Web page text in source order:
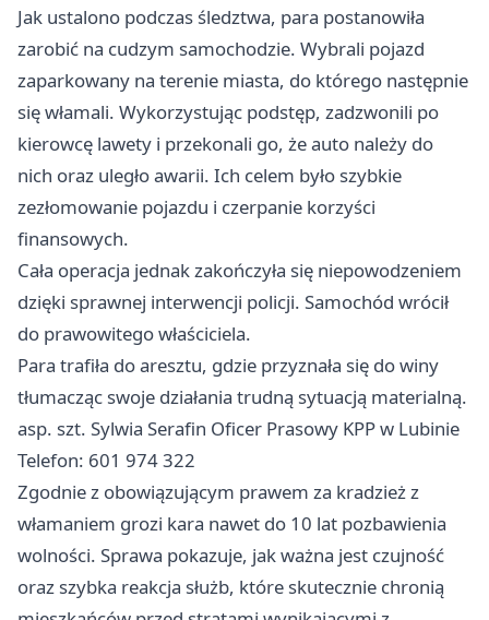
Jak ustalono podczas śledztwa, para postanowiła
zarobić na cudzym samochodzie. Wybrali pojazd
zaparkowany na terenie miasta, do którego następnie
się włamali. Wykorzystując podstęp, zadzwonili po
kierowcę lawety i przekonali go, że auto należy do
nich oraz uległo awarii. Ich celem było szybkie
zezłomowanie pojazdu i czerpanie korzyści
finansowych.
Cała operacja jednak zakończyła się niepowodzeniem
dzięki sprawnej interwencji policji. Samochód wrócił
do prawowitego właściciela.
Para trafiła do aresztu, gdzie przyznała się do winy
tłumacząc swoje działania trudną sytuacją materialną.
asp. szt. Sylwia Serafin Oficer Prasowy KPP w Lubinie
Telefon: 601 974 322
Zgodnie z obowiązującym prawem za kradzież z
włamaniem grozi kara nawet do 10 lat pozbawienia
wolności. Sprawa pokazuje, jak ważna jest czujność
oraz szybka reakcja służb, które skutecznie chronią